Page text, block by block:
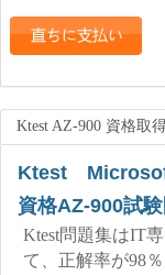
Ktest AZ-900 資格取
Ktest
資格AZ-900試
Ktest問題集はIT
て、正解率が98